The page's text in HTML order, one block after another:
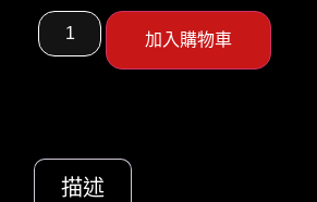
加入購物車
描述